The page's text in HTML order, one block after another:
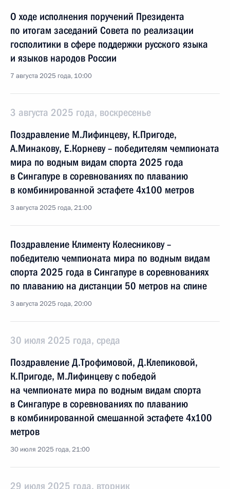
О ходе исполнения поручений Президента
по итогам заседаний Совета по реализации
госполитики в сфере поддержки русского языка
и языков народов России
7 августа 2025 года, 10:00
3 августа 2025 года, воскресенье
Поздравление М.Лифинцеву, К.Пригоде,
А.Минакову, Е.Корневу – победителям чемпионата
мира по водным видам спорта 2025 года
в Сингапуре в соревнованиях по плаванию
в комбинированной эстафете 4x100 метров
3 августа 2025 года, 21:00
Поздравление Клименту Колесникову –
победителю чемпионата мира по водным видам
спорта 2025 года в Сингапуре в соревнованиях
по плаванию на дистанции 50 метров на спине
3 августа 2025 года, 20:00
30 июля 2025 года, среда
Поздравление Д.Трофимовой, Д.Клепиковой,
К.Пригоде, М.Лифинцеву с победой
на чемпионате мира по водным видам спорта
в Сингапуре в соревнованиях по плаванию
в комбинированной смешанной эстафете 4x100
метров
30 июля 2025 года, 21:00
29 июля 2025 года, вторник